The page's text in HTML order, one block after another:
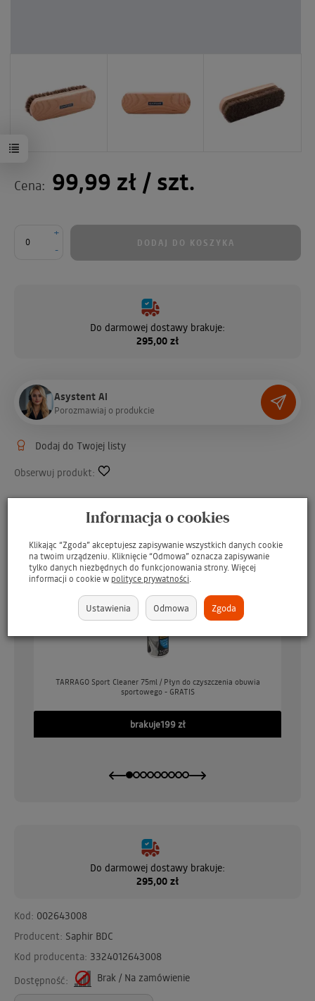
Cena: 99,99 zł / szt.
-
+
DODAJ DO KOSZYKA
Do darmowej dostawy brakuje:
295,00 zł
Asystent AI
Porozmawiaj o produkcie
Dodaj do Twojej listy
Obserwuj produkt:
Możesz otrzymać gratis
TARRAGO Sport Cleaner 75ml / Płyn do czyszczenia obuwia
sportowego - GRATIS
brakuje199 zł
Do darmowej dostawy brakuje:
295,00 zł
Kod: 002643008
Producent: Saphir BDC
Kod producenta: 3324012643008
Dostępność:
Brak / Na zamówienie
Informacja o cookies
Klikając “Zgoda” akceptujesz zapisywanie wszystkich danych cookie
na twoim urządzeniu. Kliknięcie “Odmowa” oznacza zapisywanie
tylko danych niezbędnych do funkcjonowania strony. Więcej
informacji o cookie w polityce prywatności.
Ustawienia Odmowa Zgoda